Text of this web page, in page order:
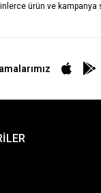
ürün ve kampanya